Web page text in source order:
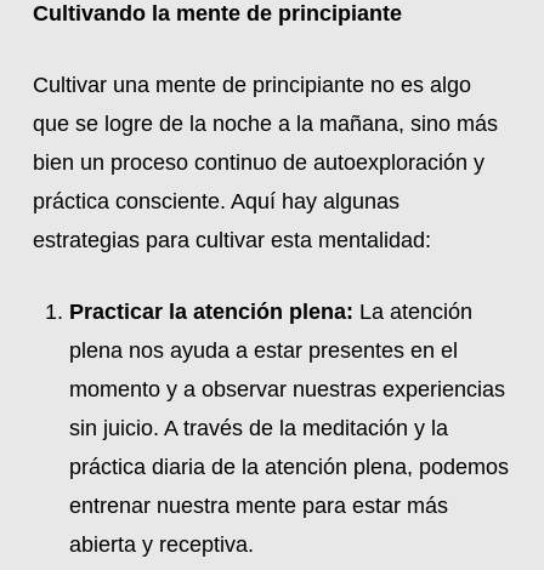
Cultivando la mente de principiante
Cultivar una mente de principiante no es algo
que se logre de la noche a la mañana, sino más
bien un proceso continuo de autoexploración y
práctica consciente. Aquí hay algunas
estrategias para cultivar esta mentalidad:
Practicar la atención plena: La atención
plena nos ayuda a estar presentes en el
momento y a observar nuestras experiencias
sin juicio. A través de la meditación y la
práctica diaria de la atención plena, podemos
entrenar nuestra mente para estar más
abierta y receptiva.